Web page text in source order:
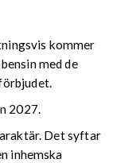
kommer
med de
2027.
Det syftar
inhemska